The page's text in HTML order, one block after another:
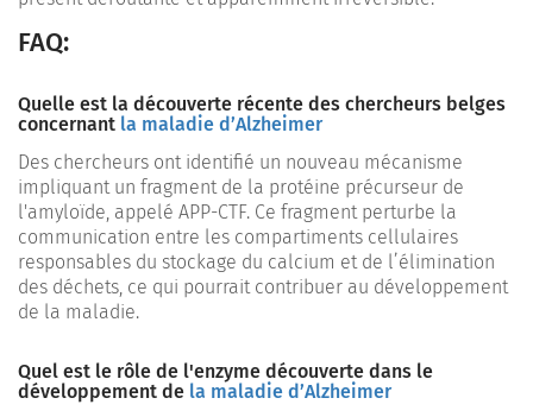
FAQ:
Quelle est la découverte récente des chercheurs belges
concernant la maladie d’Alzheimer
Des chercheurs ont identifié un nouveau mécanisme
impliquant un fragment de la protéine précurseur de
l'amyloïde, appelé APP-CTF. Ce fragment perturbe la
communication entre les compartiments cellulaires
responsables du stockage du calcium et de l’élimination
des déchets, ce qui pourrait contribuer au développement
de la maladie.
Quel est le rôle de l'enzyme découverte dans le
développement de la maladie d’Alzheimer